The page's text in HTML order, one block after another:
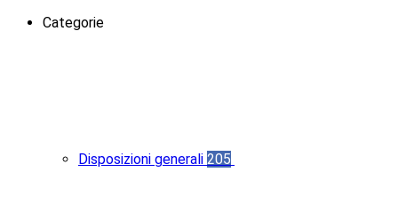
Categorie
Disposizioni generali 205